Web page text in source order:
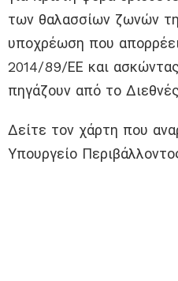
των θαλασσίων ζωνών
υποχρέωση που
2014/89/ΕΕ και
πηγάζουν από το
Δείτε τον χάρτη που
Υπουργείο